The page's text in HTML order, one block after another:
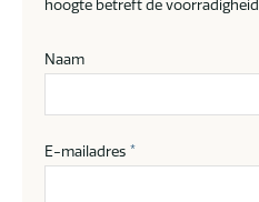
hoogte betreft de voorradigheid.
Naam
E-mailadres *